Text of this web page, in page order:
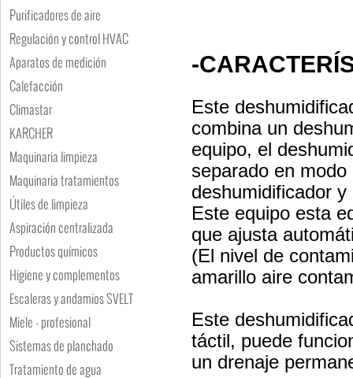
Purificadores de aire
Regulación y control HVAC
Aparatos de medición
Calefacción
Climastar
KARCHER
Maquinaria limpieza
Maquinaria tratamientos
Útiles de limpieza
Aspiración centralizada
Productos químicos
Higiene y complementos
Escaleras y andamios SVELT
Miele - profesional
Sistemas de planchado
Tratamiento de agua
-
Este
combina un
equipo, el
separado en
deshumidificador
Este equipo esta
que ajusta
(El nivel de
amarillo aire
Este
táctil, puede
un drenaje